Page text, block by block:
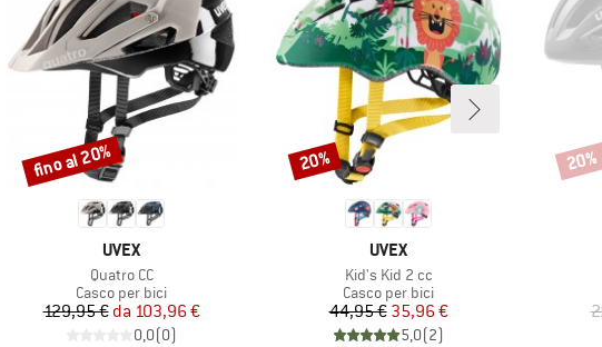
MARCHIO
UVEX
Articolo
Quatro CC
Gruppo di prodotti
Casco per bici
Prezzo
129,95 € Prezzo ridotto
da 103,96 €
0,0(0)
Sconto
fino al 20%
MARCHIO
UVEX
Articolo
Kid's Kid 2 cc
Gruppo di prodotti
Casco per bici
Prezzo
44,95 €Prezzo ridotto
35,96 €
5,0(2)
Sconto
20% 20%